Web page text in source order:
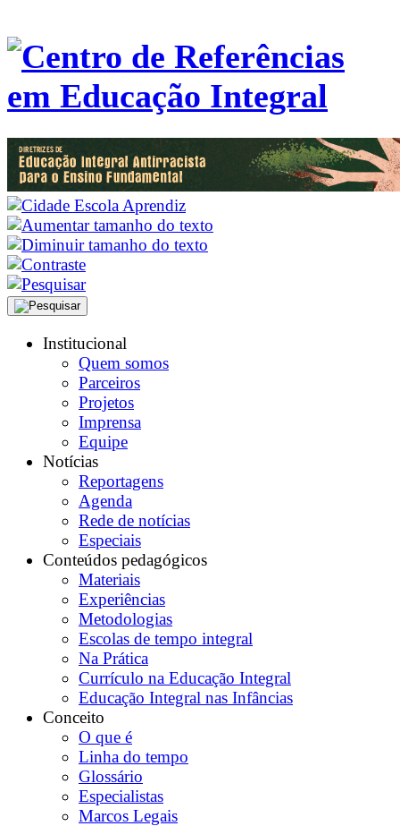
Institucional
Quem somos
Parceiros
Projetos
Imprensa
Equipe
Notícias
Reportagens
Agenda
Rede de notícias
Especiais
Conteúdos pedagógicos
Materiais
Experiências
Metodologias
Escolas de tempo integral
Na Prática
Currículo na Educação Integral
Educação Integral nas Infâncias
Conceito
O que é
Linha do tempo
Glossário
Especialistas
Marcos Legais